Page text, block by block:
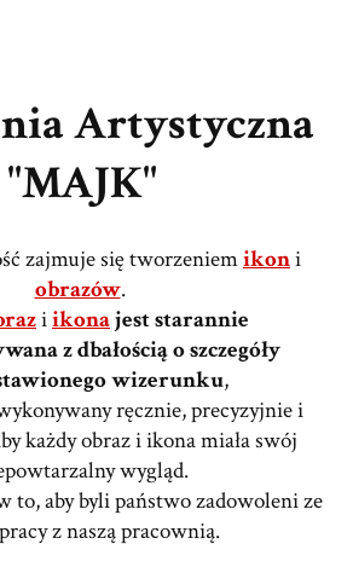
Artystyczna
"MAJK"
zajmuje się tworzeniemikoni
obrazów.
iikonajest starannie
z dbałością o szczegóły
wizerunku,
ręcznie, precyzyjnie i
każdy obraz i ikona miała swój
wygląd.
to, aby byli państwo zadowoleni ze
z naszą pracownią.